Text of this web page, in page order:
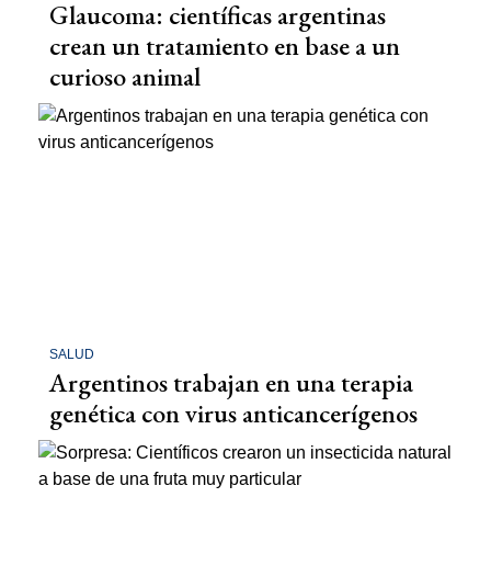
Glaucoma: científicas argentinas
crean un tratamiento en base a un
curioso animal
SALUD
Argentinos trabajan en una terapia
genética con virus anticancerígenos